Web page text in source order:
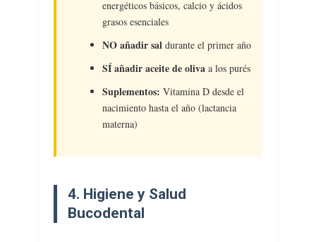
energéticos básicos, calcio y ácidos
grasos esenciales
NO añadir saldurante el primer año
SÍ añadir aceite de olivaa los purés
Suplementos: Vitamina D desde el
nacimiento hasta el año (lactancia
materna)
4. Higiene y Salud
Bucodental